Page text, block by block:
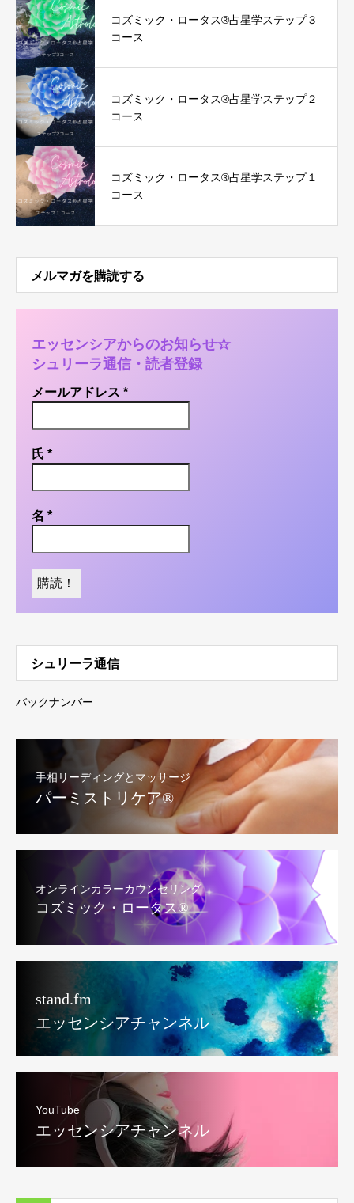
コズミック・ロータス®︎占星学ステップ３
コース
コズミック・ロータス®︎占星学ステップ２
コース
コズミック・ロータス®︎占星学ステップ１
コース
メルマガを購読する
エッセンシアからのお知らせ☆
シュリーラ通信・読者登録
メールアドレス *
氏 *
名 *
シュリーラ通信
バックナンバー
手相リーディングとマッサージ
パーミストリケア®︎
オンラインカラーカウンセリング
コズミック・ロータス®︎
stand.fm
エッセンシアチャンネル
YouTube
エッセンシアチャンネル